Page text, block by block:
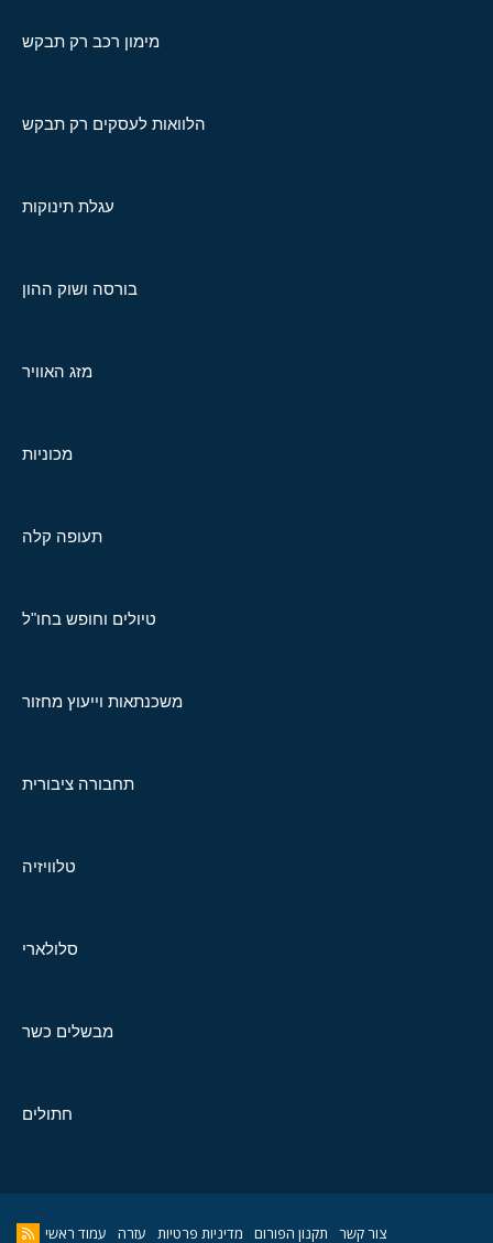
מימון רכב רק תבקש
הלוואות לעסקים רק תבקש
עגלת תינוקות
בורסה ושוק ההון
מזג האוויר
מכוניות
תעופה קלה
טיולים וחופש בחו"ל
משכנתאות וייעוץ מחזור
תחבורה ציבורית
טלוויזיה
סלולארי
מבשלים כשר
חתולים
צור קשר תקנון הפורום מדיניות פרטיות עזרה עמוד ראשי